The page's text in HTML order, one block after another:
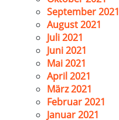
September 2021
August 2021
Juli 2021
Juni 2021
Mai 2021
April 2021
März 2021
Februar 2021
Januar 2021